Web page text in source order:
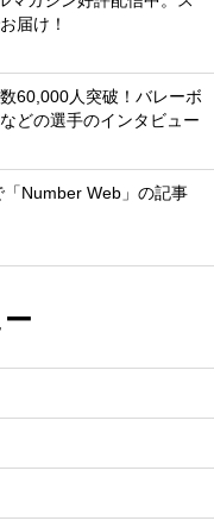
届け！
60,000人突破！バレーボ
どの選手のインタビュー
「Number Web」の記事